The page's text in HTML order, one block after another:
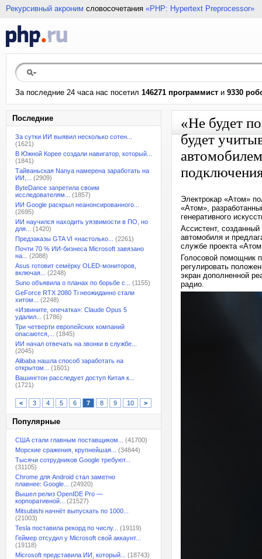
Рекурсивный акроним словосочетания «PHP: Hypertext Preprocessor»
За последние 24 часа нас посетил 146271 программист и 9330
Последние
За сутки ИИ выявил несколько сотен...
(1621)
В Южной Корее создали навигатор, который...
(1841)
Тайваньская Nanya намерена заработать на
ИИ,...
(2909)
ByteDance запретила своим
исследователям...
(1857)
ИИ Google раскрыл неанонсированного...
(2695)
ИИ научился находить уязвимости в ПО, но
для...
(1420)
Предзаказы GTA VI «настолько...
(2261)
Почти 70 % ИИ-бизнеса Microsoft завязано
на...
(2088)
Asus готовит семёрку OLED-мониторов,
включая...
(2248)
Suno объявила о планах по борьбе с...
(1155)
GeForce RTX 2080 Ti неожиданно стали
хитом...
(2248)
«Извините, опечатка»: Claude Opus 5
удалил...
(1786)
Три четверти европейских компаний
опасаются,...
(1845)
ИИ начал отвечать на звонки в службе...
(2045)
Alibaba нашла способ заработать на
открытом...
(1601)
Вашингтон расследует доступ Китая к...
(1721)
< 3 4 5 6 7 8 9 10 >
Популярные
США стали главным поставщиком...
(41700)
Морские сражения, крупнейшая...
(34844)
Тысячи сотрудников Google требуют...
(31105)
Chrome для Android стал заметно
плавнее: Google...
(24920)
Вышел релиз OpenIDE Pro —
корпоративной...
(21527)
Mitsubishi начнёт выпускать по 1000...
(21003)
Tesla поставила рекорд по числу...
(19119)
Геймер отсудил у Microsoft свой аккаунт...
(19118)
Microsoft представила ИИ, который...
(18743)
«Не будет
будет
Электрокар «Атом»
«Атом»,
генеративного
Ассистент,
автомобиля и
службе проекта
Голосовой помощник
регулировать
экран дополненной
радио.